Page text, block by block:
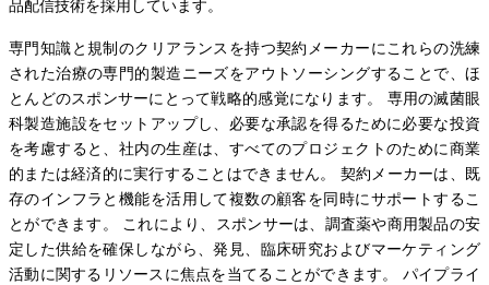
品配信技術を採用しています。
専門知識と規制のクリアランスを持つ契約メーカーにこれらの洗練
された治療の専門的製造ニーズをアウトソーシングすることで、ほ
とんどのスポンサーにとって戦略的感覚になります。 専用の滅菌眼
科製造施設をセットアップし、必要な承認を得るために必要な投資
を考慮すると、社内の生産は、すべてのプロジェクトのために商業
的または経済的に実行することはできません。 契約メーカーは、既
存のインフラと機能を活用して複数の顧客を同時にサポートするこ
とができます。 これにより、スポンサーは、調査薬や商用製品の安
定した供給を確保しながら、発見、臨床研究およびマーケティング
活動に関するリソースに焦点を当てることができます。 パイプライ